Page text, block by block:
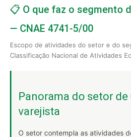
📋 O que faz o segmento
— CNAE 4741-5/00
Escopo de atividades do setor e do
Classificação Nacional de Atividades
Panorama do setor de
varejista
O setor contempla as atividades